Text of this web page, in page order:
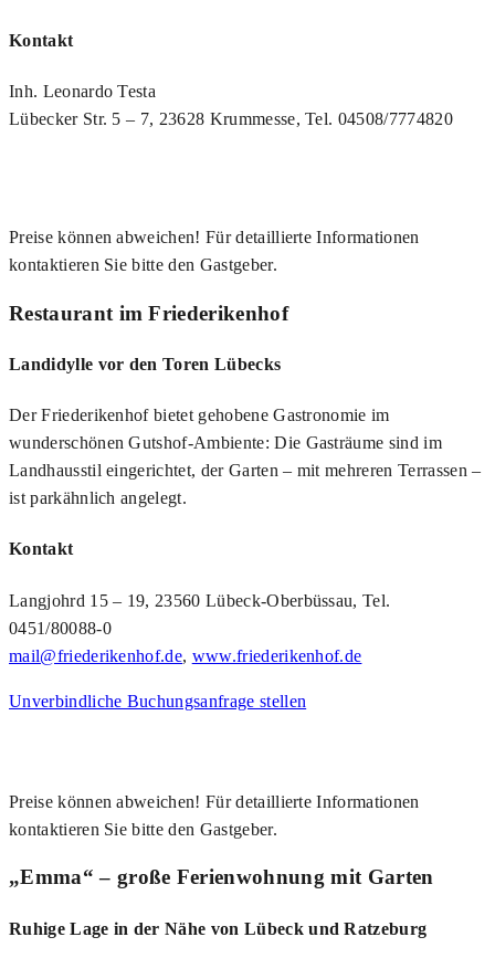
Kontakt
Inh. Leonardo Testa
Lübecker Str. 5 – 7, 23628 Krummesse, Tel. 04508/7774820
Preise können abweichen! Für detaillierte Informationen
kontaktieren Sie bitte den Gastgeber.
Restaurant im Friederikenhof
Landidylle vor den Toren Lübecks
Der Friederikenhof bietet gehobene Gastronomie im
wunderschönen Gutshof-Ambiente: Die Gasträume sind im
Landhausstil eingerichtet, der Garten – mit mehreren Terrassen –
ist parkähnlich angelegt.
Kontakt
Langjohrd 15 – 19, 23560 Lübeck-Oberbüssau, Tel.
0451/80088-0
mail@friederikenhof.de, www.friederikenhof.de
Unverbindliche Buchungsanfrage stellen
Preise können abweichen! Für detaillierte Informationen
kontaktieren Sie bitte den Gastgeber.
„Emma“ – große Ferienwohnung mit Garten
Ruhige Lage in der Nähe von Lübeck und Ratzeburg